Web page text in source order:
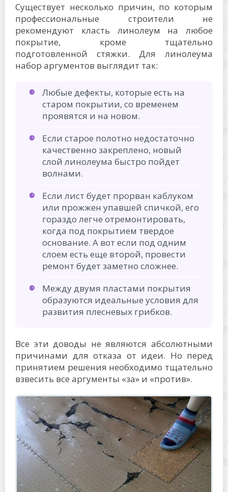
Существует несколько причин, по которым
профессиональные строители не
рекомендуют класть линолеум на любое
покрытие, кроме тщательно
подготовленной стяжки. Для линолеума
набор аргументов выглядит так:
Любые дефекты, которые есть на
старом покрытии, со временем
проявятся и на новом.
Если старое полотно недостаточно
качественно закреплено, новый
слой линолеума быстро пойдет
волнами.
Если лист будет прорван каблуком
или прожжен упавшей спичкой, его
гораздо легче отремонтировать,
когда под покрытием твердое
основание. А вот если под одним
слоем есть еще второй, провести
ремонт будет заметно сложнее.
Между двумя пластами покрытия
образуются идеальные условия для
развития плесневых грибков.
Все эти доводы не являются абсолютными
причинами для отказа от идеи. Но перед
принятием решения необходимо тщательно
взвесить все аргументы «за» и «против».